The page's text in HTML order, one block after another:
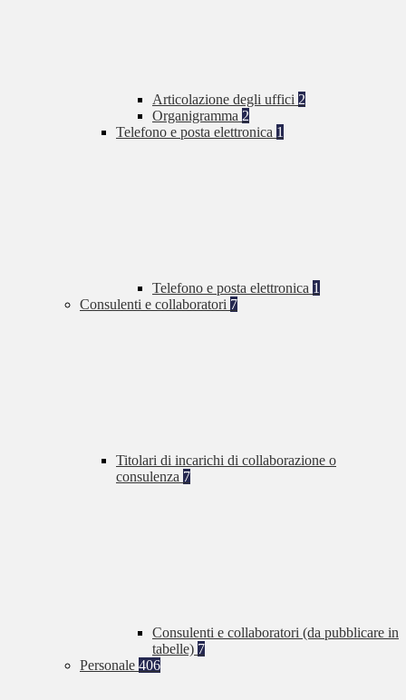
Articolazione degli uffici 2
Organigramma 2
Telefono e posta elettronica 1
Telefono e posta elettronica 1
Consulenti e collaboratori 7
Titolari di incarichi di collaborazione o
consulenza 7
Consulenti e collaboratori (da pubblicare in
tabelle) 7
Personale 406